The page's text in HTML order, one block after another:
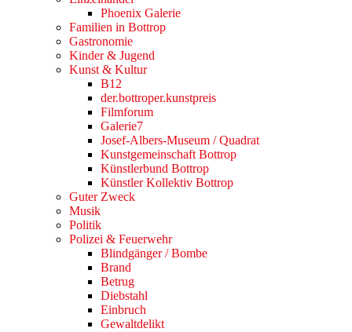
Phoenix Galerie
Familien in Bottrop
Gastronomie
Kinder & Jugend
Kunst & Kultur
B12
der.bottroper.kunstpreis
Filmforum
Galerie7
Josef-Albers-Museum / Quadrat
Kunstgemeinschaft Bottrop
Künstlerbund Bottrop
Künstler Kollektiv Bottrop
Guter Zweck
Musik
Politik
Polizei & Feuerwehr
Blindgänger / Bombe
Brand
Betrug
Diebstahl
Einbruch
Gewaltdelikt